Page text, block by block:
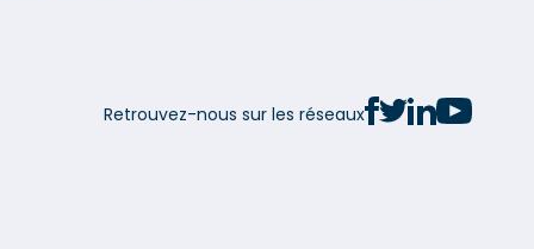
Retrouvez-nous sur les réseaux